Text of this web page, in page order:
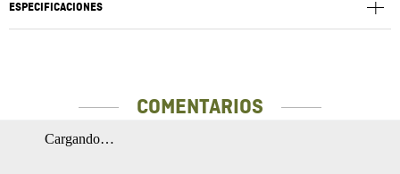
ESPECIFICACIONES
COMENTARIOS
Cargando…